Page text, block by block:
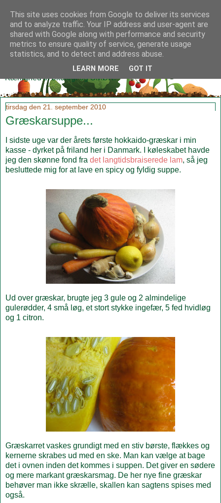
Klidmoster.dk
Kærlighed til økologi og SMØR!
tirsdag den 21. september 2010
Græskarsuppe...
I sidste uge var der årets første hokkaido-græskar i min
kasse - dyrket på friland her i Danmark. I køleskabet havde
jeg den skønne fond fra det langtidsbraiserede lam, så jeg
besluttede mig for at lave en spicy og fyldig suppe.
Ud over græskar, brugte jeg 3 gule og 2 almindelige
gulerødder, 4 små løg, et stort stykke ingefær, 5 fed hvidløg
og 1 citron.
Græskarret vaskes grundigt med en stiv børste, flækkes og
kernerne skrabes ud med en ske. Man kan vælge at bage
det i ovnen inden det kommes i suppen. Det giver en sødere
og mere markant græskarsmag. De her nye fine græskar
behøver man ikke skrælle, skallen kan sagtens spises med
også.
This site uses cookies from Google to deliver its services
and to analyze traffic. Your IP address and user-agent are
shared with Google along with performance and security
metrics to ensure quality of service, generate usage
statistics, and to detect and address abuse.
LEARN MORE GOT IT